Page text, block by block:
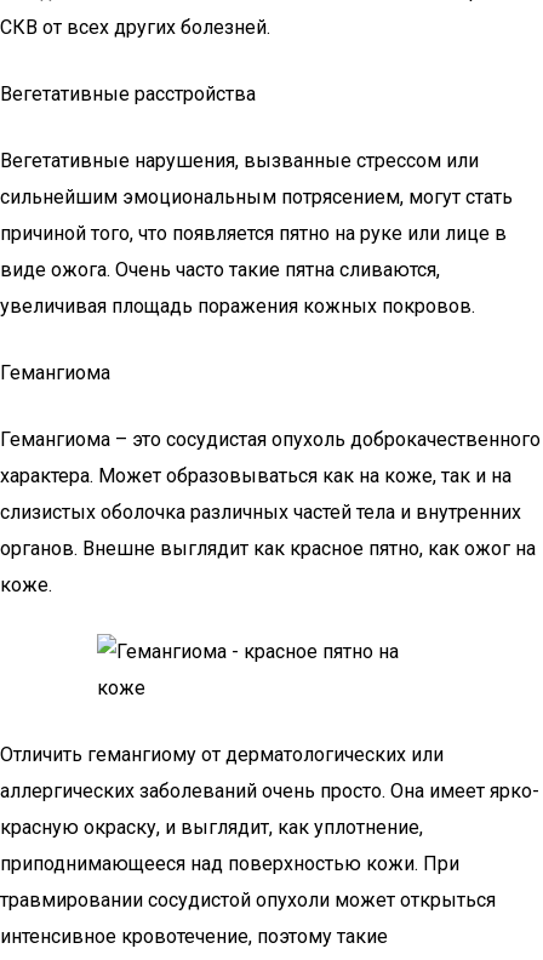
СКВ от всех других болезней.
Вегетативные расстройства
Вегетативные нарушения, вызванные стрессом или
сильнейшим эмоциональным потрясением, могут стать
причиной того, что появляется пятно на руке или лице в
виде ожога. Очень часто такие пятна сливаются,
увеличивая площадь поражения кожных покровов.
Гемангиома
Гемангиома – это сосудистая опухоль доброкачественного
характера. Может образовываться как на коже, так и на
слизистых оболочка различных частей тела и внутренних
органов. Внешне выглядит как красное пятно, как ожог на
коже.
Отличить гемангиому от дерматологических или
аллергических заболеваний очень просто. Она имеет ярко-
красную окраску, и выглядит, как уплотнение,
приподнимающееся над поверхностью кожи. При
травмировании сосудистой опухоли может открыться
интенсивное кровотечение, поэтому такие